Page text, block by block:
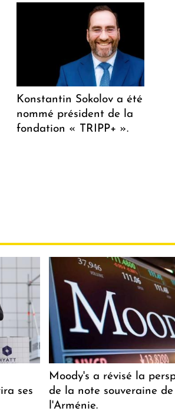
Konstantin Sokolov a été
nommé président de la
fondation « TRIPP+ ».
ses
Moody's a révisé la
de la note souveraine de
l'Arménie.